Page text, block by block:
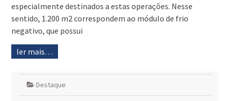
especialmente destinados a estas operações. Nesse
sentido, 1.200 m2 correspondem ao módulo de frio
negativo, que possui
ler mais…
Destaque